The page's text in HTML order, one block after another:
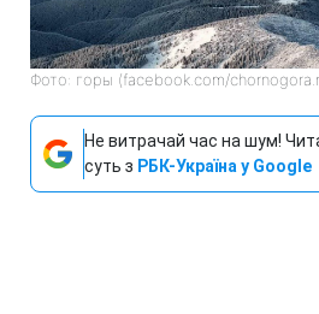
Фото: горы (facebook.com/
Не витрачай час на шум!
суть з РБК-Україна у Google